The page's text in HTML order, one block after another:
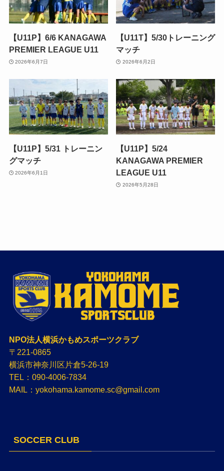
【U11P】6/6 KANAGAWA
PREMIER LEAGUE U11
2026年6月7日
【U11T】5/30トレーニング
マッチ
2026年6月2日
【U11P】5/31 トレーニン
グマッチ
2026年6月1日
【U11P】5/24
KANAGAWA PREMIER
LEAGUE U11
2026年5月28日
NPO法人横浜かもめスポーツクラブ
〒221-0865
横浜市神奈川区片倉5-26-19
TEL：090-4006-7834
MAIL：yokohama.kamome.sc@gmail.com
SOCCER CLUB